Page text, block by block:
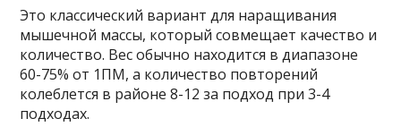
Это классический вариант для наращивания
мышечной массы, который совмещает качество и
количество. Вес обычно находится в диапазоне
60-75% от 1ПМ, а количество повторений
колеблется в районе 8-12 за подход при 3-4
подходах.